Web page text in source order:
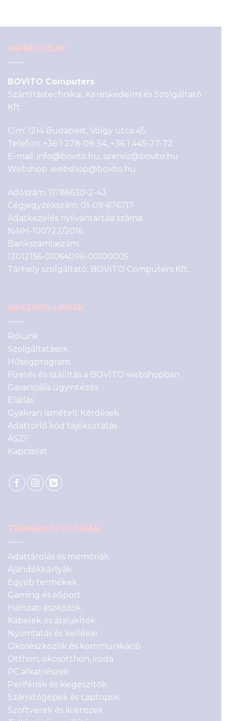
IMPRESSZUM
BOVITO Computers
Számítástechnikai, Kereskedelmi és Szolgáltató
Kft.
Cím: 1214 Budapest, Völgy utca 45.
Telefon: +36 1 278-09-54, +36 1 445-27-72
E-mail: info@bovito.hu, szerviz@bovito.hu
Webshop: webshop@bovito.hu
Adószám: 11786630-2-43
Cégjegyzékszám: 01-09-676717
Adatkezelés nyilvántartási száma:
NAIH-100722/2016.
Bankszámlaszám:
12012156-01064096-00100005
Tárhely szolgáltató: BOVITO Computers Kft.
HASZNOS LINKEK
Rólunk
Szolgáltatások
Hűségprogram
Fizetés és szállítás a BOVITO webshopban
Garanciális ügyintézés
Elállás
Gyakran Ismételt Kérdések
Adattörlő kód tájékoztatás
ÁSZF
Kapcsolat
TERMÉKKATEGÓRIÁK
Adattárolás és memóriák
Ajándékkártyák
Egyéb termékek
Gaming és eSport
Hálózati eszközök
Kábelek és átalakítók
Nyomtatás és kellékei
Okoseszközök és kommunikáció
Otthon, okosotthon, iroda
PC alkatrészek
Perifériák és kiegészítők
Számítógépek és Laptopok
Szoftverek és licenszek